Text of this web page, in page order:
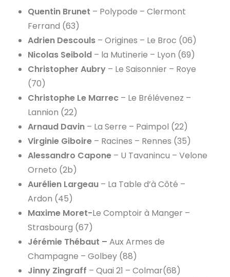
Quentin Brunet – Polypode – Clermont
Ferrand (63)
Adrien Descouls – Origines – Le Broc (06)
Nicolas Seibold – la Mutinerie – Lyon (69)
Christopher Aubry – Le Saisonnier – Roye
(70)
Christophe Le Marrec – Le Brélévenez –
Lannion (22)
Arnaud Davin – La Serre – Paimpol (22)
Virginie Giboire – Racines – Rennes (35)
Alessandro Capone – U Tavanincu – Velone
Orneto (2b)
Aurélien Largeau – La Table d’à Côté –
Ardon (45)
Maxime Moret-Le Comptoir à Manger –
Strasbourg (67)
Jérémie Thébaut – Aux Armes de
Champagne – Golbey (88)
Jinny Zingraff – Quai 21 – Colmar(68)